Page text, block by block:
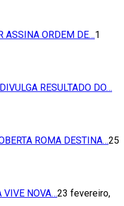
ASSINA ORDEM DE…1
RESULTADO DO…
ROMA DESTINA…25
VIVE NOVA…23 fevereiro,